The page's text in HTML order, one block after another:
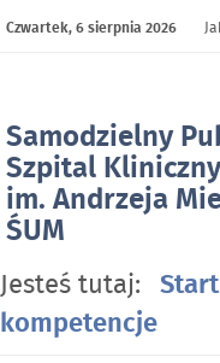
Samodzielny
Szpital Kliniczny
im. Andrzeja
ŚUM
w Katowicach
- Organy i
ich kompetencje
Czwartek,6 sierpnia 2026
Jesteś tutaj: Start
kompetencje